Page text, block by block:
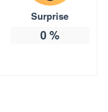
Surprise
0%